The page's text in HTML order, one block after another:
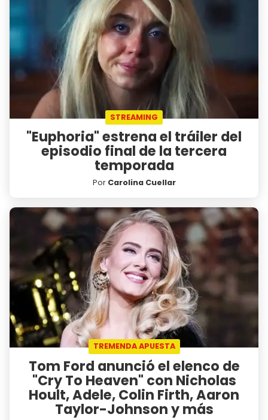
STREAMING
"Euphoria" estrena el tráiler del
episodio final de la tercera
temporada
Por Carolina Cuellar
TREMENDA APUESTA
Tom Ford anunció el elenco de
"Cry To Heaven" con Nicholas
Hoult, Adele, Colin Firth, Aaron
Taylor-Johnson y más